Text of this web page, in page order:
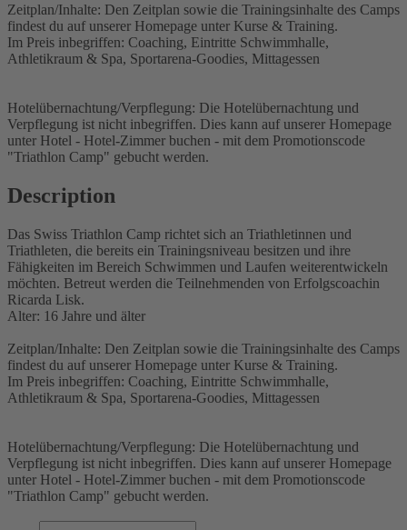
Zeitplan/Inhalte: Den Zeitplan sowie die Trainingsinhalte des Camps
findest du auf unserer Homepage unter Kurse & Training.
Im Preis inbegriffen: Coaching, Eintritte Schwimmhalle,
Athletikraum & Spa, Sportarena-Goodies, Mittagessen
Hotelübernachtung/Verpflegung: Die Hotelübernachtung und
Verpflegung ist nicht inbegriffen. Dies kann auf unserer Homepage
unter Hotel - Hotel-Zimmer buchen - mit dem Promotionscode
"Triathlon Camp" gebucht werden.
Description
Das Swiss Triathlon Camp richtet sich an Triathletinnen und
Triathleten, die bereits ein Trainingsniveau besitzen und ihre
Fähigkeiten im Bereich Schwimmen und Laufen weiterentwickeln
möchten. Betreut werden die Teilnehmenden von Erfolgscoachin
Ricarda Lisk.
Alter: 16 Jahre und älter
Zeitplan/Inhalte: Den Zeitplan sowie die Trainingsinhalte des Camps
findest du auf unserer Homepage unter Kurse & Training.
Im Preis inbegriffen: Coaching, Eintritte Schwimmhalle,
Athletikraum & Spa, Sportarena-Goodies, Mittagessen
Hotelübernachtung/Verpflegung: Die Hotelübernachtung und
Verpflegung ist nicht inbegriffen. Dies kann auf unserer Homepage
unter Hotel - Hotel-Zimmer buchen - mit dem Promotionscode
"Triathlon Camp" gebucht werden.